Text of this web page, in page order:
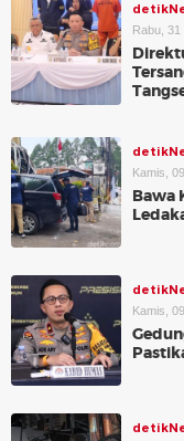
Rabu,
Kamis,
Bawa
Kamis,